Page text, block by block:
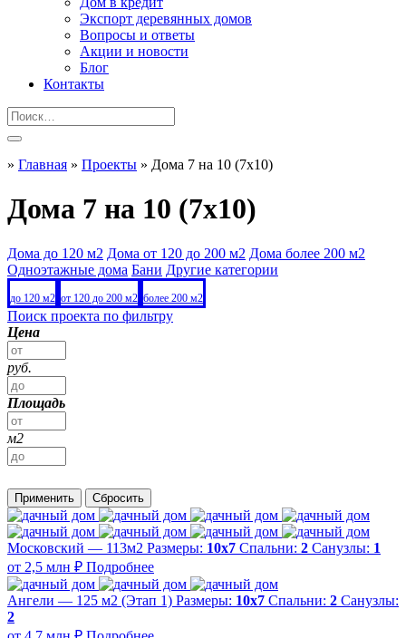
Экспорт деревянных домов
Вопросы и ответы
Акции и новости
Блог
Контакты
» Главная » Проекты » Дома 7 на 10 (7x10)
Дома 7 на 10 (7x10)
Дома до 120 м2 Дома от 120 до 200 м2 Дома более 200 м2
Одноэтажные дома Бани Другие категории
до 120 м2 от 120 до 200 м2 более 200 м2
Поиск проекта по фильтру
Цена
руб.
Площадь
м2
Применить Сбросить
Московский — 113м2 Размеры: 10х7 Спальни: 2 Санузлы: 1
от 2,5 млн ₽ Подробнее
Ангели — 125 м2 (Этап 1) Размеры: 10х7 Спальни: 2 Санузлы:
2